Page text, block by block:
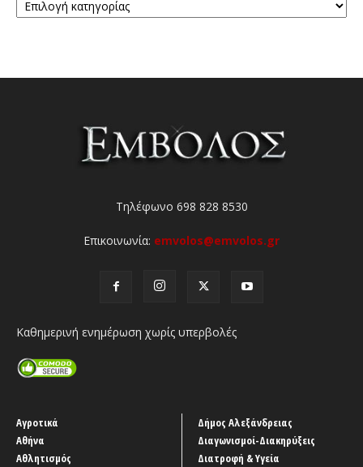
Τηλέφωνο 698 828 8530
Επικοινωνία: emvolos@emvolos.gr
Καθημερινή ενημέρωση χωρίς υπερβολές
Αγροτικά
Αθήνα
Αθλητισμός
Δήμος Αλεξάνδρειας
Διαγωνισμοί-Διακηρύξεις
Διατροφή & Υγεία